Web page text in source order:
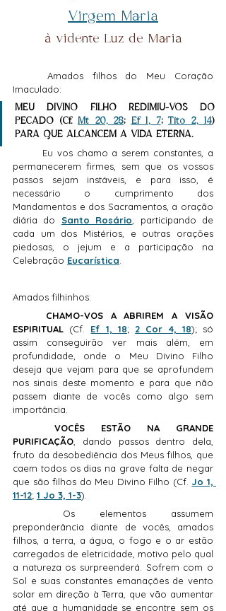
Virgem Maria
à vidente Luz de Maria
Imaculado:
MEU DIVINO FILHO REDIMIU-VOS DO
PECADO (Cf. Mt 20, 28; Ef 1, 7; Tito 2, 14)
PARA QUE ALCANCEM A VIDA ETERNA.
permanecerem firmes, sem que os vossos
passos sejam instáveis, e para isso, é
necessário o cumprimento dos
Mandamentos e dos Sacramentos, a oração
diária do
Santo Rosário , participando de
cada um dos Mistérios, e outras orações
piedosas, o jejum e a participação na
Celebração Eucarística
Amados filhinhos:
CHAMO-VOS A ABRIREM A VISÃO
ESPIRITUAL (Cf. Ef 1, 18; 2 Cor 4, 18); só
assim conseguirão ver mais além, em
profundidade, onde o Meu Divino Filho
deseja que vejam para que se aprofundem
nos sinais deste momento e para que não
passem diante de vocês como algo sem
importância.
VOCÊS ESTÃO NA GRANDE
PURIFICAÇÃO , dando passos dentro dela,
fruto da desobediência dos Meus filhos, que
caem todos os dias na grave falta de negar
que são filhos do Meu Divino Filho (Cf. Jo 1,
11-12; 1 Jo 3, 1-3).
preponderância diante de vocês, amados
filhos, a terra, a água, o fogo e o ar estão
carregados de eletricidade, motivo pelo qual
a natureza os surpreenderá. Sofrem com o
Sol e suas constantes emanações de vento
solar em direção à Terra, que vão aumentar
até que a humanidade se encontre sem os